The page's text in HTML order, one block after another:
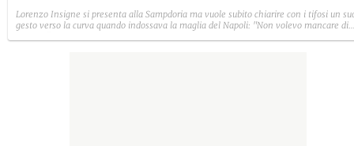
Lorenzo Insigne si presenta alla Sampdoria ma vuole subito chiarire con i tifosi un
gesto verso la curva quando indossava la maglia del Napoli: "Non volevo mancare di